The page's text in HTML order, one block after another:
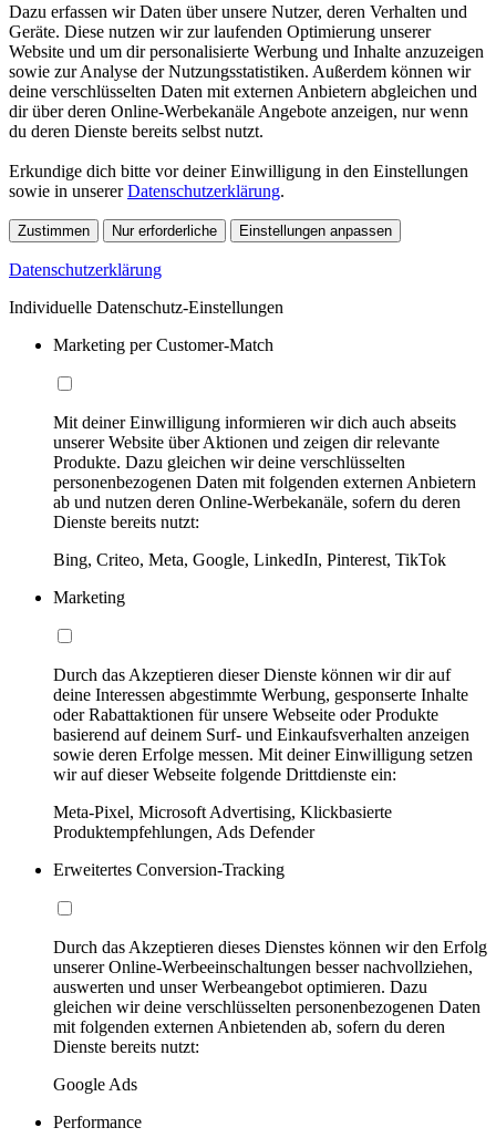
Dazu erfassen wir Daten über unsere Nutzer, deren Verhalten und
Geräte. Diese nutzen wir zur laufenden Optimierung unserer
Website und um dir personalisierte Werbung und Inhalte anzuzeigen
sowie zur Analyse der Nutzungsstatistiken. Außerdem können wir
deine verschlüsselten Daten mit externen Anbietern abgleichen und
dir über deren Online-Werbekanäle Angebote anzeigen, nur wenn
du deren Dienste bereits selbst nutzt.
Erkundige dich bitte vor deiner Einwilligung in den Einstellungen
sowie in unsererDatenschutzerklärung.
Zustimmen Nur erforderliche Einstellungen anpassen
Datenschutzerklärung
Individuelle Datenschutz-Einstellungen
Marketing per Customer-Match
Mit deiner Einwilligung informieren wir dich auch abseits
unserer Website über Aktionen und zeigen dir relevante
Produkte. Dazu gleichen wir deine verschlüsselten
personenbezogenen Daten mit folgenden externen Anbietern
ab und nutzen deren Online-Werbekanäle, sofern du deren
Dienste bereits nutzt:
Bing, Criteo, Meta, Google, LinkedIn, Pinterest, TikTok
Marketing
Durch das Akzeptieren dieser Dienste können wir dir auf
deine Interessen abgestimmte Werbung, gesponserte Inhalte
oder Rabattaktionen für unsere Webseite oder Produkte
basierend auf deinem Surf- und Einkaufsverhalten anzeigen
sowie deren Erfolge messen. Mit deiner Einwilligung setzen
wir auf dieser Webseite folgende Drittdienste ein:
Meta-Pixel, Microsoft Advertising, Klickbasierte
Produktempfehlungen, Ads Defender
Erweitertes Conversion-Tracking
Durch das Akzeptieren dieses Dienstes können wir den Erfolg
unserer Online-Werbeeinschaltungen besser nachvollziehen,
auswerten und unser Werbeangebot optimieren. Dazu
gleichen wir deine verschlüsselten personenbezogenen Daten
mit folgenden externen Anbietenden ab, sofern du deren
Dienste bereits nutzt:
Google Ads
Performance